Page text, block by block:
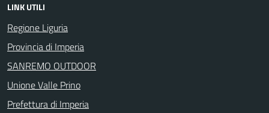
LINK UTILI
Regione Liguria
Provincia di Imperia
SANREMO OUTDOOR
Unione Valle Prino
Prefettura di Imperia